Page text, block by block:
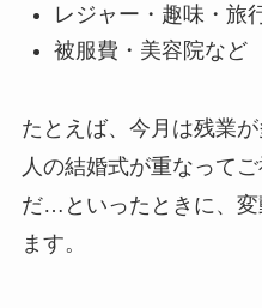
レジャー・趣味・旅
被服費・美容院など
たとえば、今月は残業
人の結婚式が重なって
だ…といったときに、変
ます。